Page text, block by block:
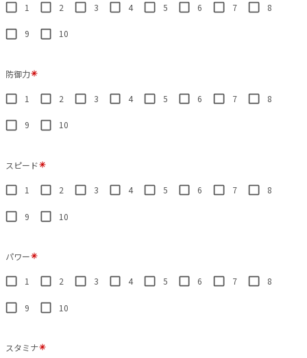
1 2 3 4 5 6 7 8
9 10
防御力
1 2 3 4 5 6 7 8
9 10
スピード
1 2 3 4 5 6 7 8
9 10
パワー
1 2 3 4 5 6 7 8
9 10
スタミナ